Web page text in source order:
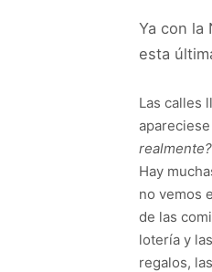
Ya con la
esta
Las calles
realmente?
Hay
no vemos
de las
lotería y
regalos,